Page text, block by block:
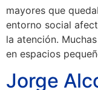
mayores que
entorno social
la atención.
en espacios
Jorge